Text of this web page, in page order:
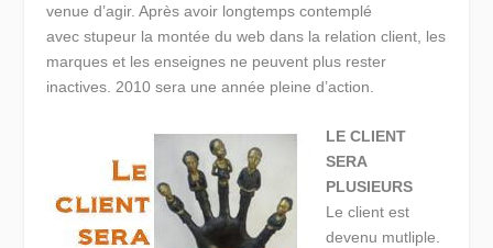
venue d’agir. Après avoir longtemps contemplé
avec stupeur la montée du web dans la relation client, les
marques et les enseignes ne peuvent plus rester
inactives. 2010 sera une année pleine d’action.
LE CLIENT
SERA
PLUSIEURS
Le client est
devenu mutliple.